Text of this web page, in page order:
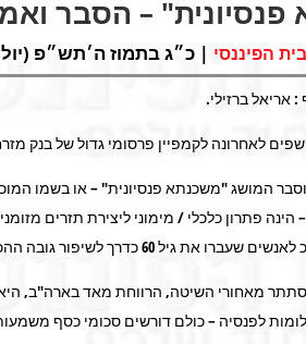
– הסבר
הפיננסי | כ״ג בתמוז ה׳תש״פ (יול 15, 2020) |
אריאל ברזילי.
לאחרונה לקמפיין פרסומי גדול של בנק
המושג "משכנתא פנסיונית" – או בשמו
פתרון כלכלי / מימוני ליצירת תזרים
לשיפור גובה ההכנסות ורמת החיים שלהם לאחר פרישתם.
מאחורי השיטה, הרווחת מאד בארה"ב,
לפנסיה – כולם דורשים סכומי כסף